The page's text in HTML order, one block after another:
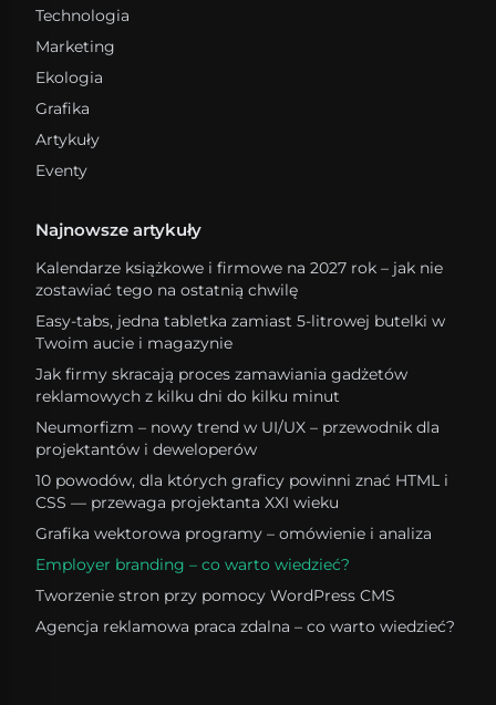
Technologia
Marketing
Ekologia
Grafika
Artykuły
Eventy
Najnowsze artykuły
Kalendarze książkowe i firmowe na 2027 rok – jak nie
zostawiać tego na ostatnią chwilę
Easy-tabs, jedna tabletka zamiast 5-litrowej butelki w
Twoim aucie i magazynie
Jak firmy skracają proces zamawiania gadżetów
reklamowych z kilku dni do kilku minut
Neumorfizm – nowy trend w UI/UX – przewodnik dla
projektantów i deweloperów
10 powodów, dla których graficy powinni znać HTML i
CSS — przewaga projektanta XXI wieku
Grafika wektorowa programy – omówienie i analiza
Employer branding – co warto wiedzieć?
Tworzenie stron przy pomocy WordPress CMS
Agencja reklamowa praca zdalna – co warto wiedzieć?